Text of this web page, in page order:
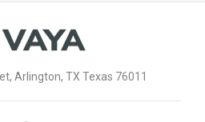
Arlington, TX Texas 76011